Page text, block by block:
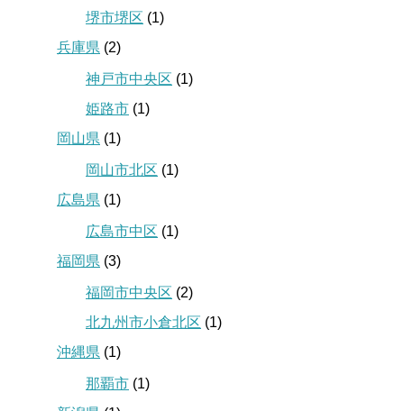
堺市堺区 (1)
兵庫県 (2)
神戸市中央区 (1)
姫路市 (1)
岡山県 (1)
岡山市北区 (1)
広島県 (1)
広島市中区 (1)
福岡県 (3)
福岡市中央区 (2)
北九州市小倉北区 (1)
沖縄県 (1)
那覇市 (1)